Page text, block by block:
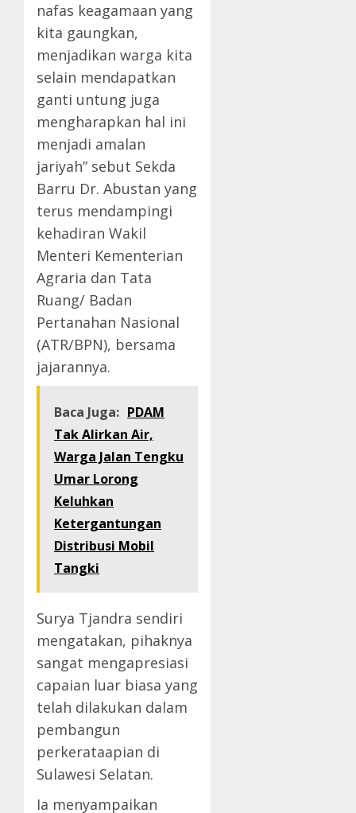
nafas keagamaan yang
kita gaungkan,
menjadikan warga kita
selain mendapatkan
ganti untung juga
mengharapkan hal ini
menjadi amalan
jariyah” sebut Sekda
Barru Dr. Abustan yang
terus mendampingi
kehadiran Wakil
Menteri Kementerian
Agraria dan Tata
Ruang/ Badan
Pertanahan Nasional
(ATR/BPN), bersama
jajarannya.
Baca Juga: PDAM
Tak Alirkan Air,
Warga Jalan Tengku
Umar Lorong
Keluhkan
Ketergantungan
Distribusi Mobil
Tangki
Surya Tjandra sendiri
mengatakan, pihaknya
sangat mengapresiasi
capaian luar biasa yang
telah dilakukan dalam
pembangun
perkerataapian di
Sulawesi Selatan.
Ia menyampaikan